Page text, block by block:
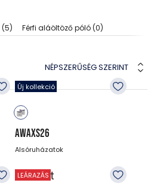
(5) Férfi aláöltöző póló(0)
NÉPSZERŰSÉG SZERINT
Új kollekció
AWAXS26
Alsóruházatok
6 990Ft
LEÁRAZÁS